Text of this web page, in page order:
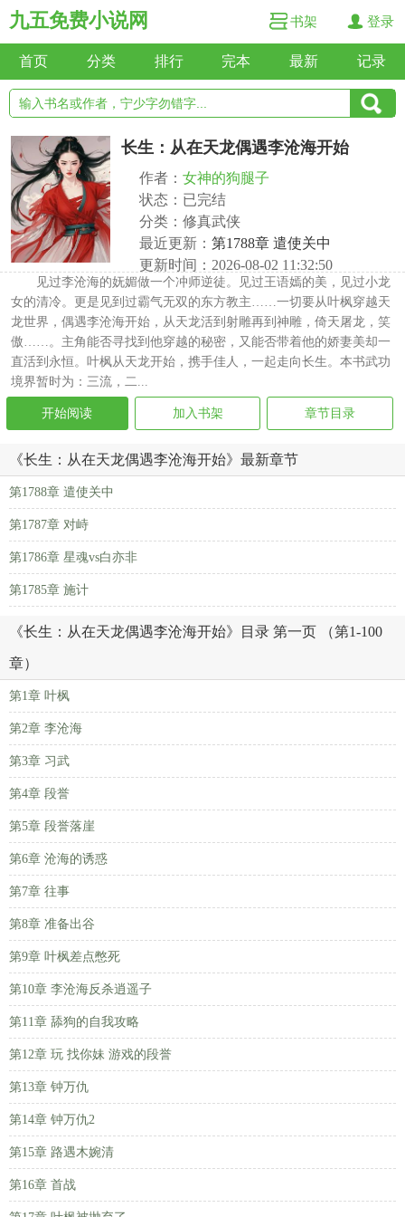
九五免费小说网 书架 登录
首页 分类 排行 完本 最新 记录
长生：从在天龙偶遇李沧海开始
作者： 女神的狗腿子
状态：已完结
分类：修真武侠
最近更新： 第1788章 遣使关中
更新时间：2026-08-02 11:32:50
见过李沧海的妩媚做一个冲师逆徒。见过王语嫣的美，见过小龙
女的清冷。更是见到过霸气无双的东方教主……一切要从叶枫穿越天
龙世界，偶遇李沧海开始，从天龙活到射雕再到神雕，倚天屠龙，笑
傲……。主角能否寻找到他穿越的秘密，又能否带着他的娇妻美却一
直活到永恒。叶枫从天龙开始，携手佳人，一起走向长生。本书武功
境界暂时为：三流，二...
开始阅读 加入书架 章节目录
《长生：从在天龙偶遇李沧海开始》最新章节
第1788章 遣使关中
第1787章 对峙
第1786章 星魂vs白亦非
第1785章 施计
《长生：从在天龙偶遇李沧海开始》目录 第一页 （第1-100
章）
第1章 叶枫
第2章 李沧海
第3章 习武
第4章 段誉
第5章 段誉落崖
第6章 沧海的诱惑
第7章 往事
第8章 准备出谷
第9章 叶枫差点憋死
第10章 李沧海反杀逍遥子
第11章 舔狗的自我攻略
第12章 玩 找你妹 游戏的段誉
第13章 钟万仇
第14章 钟万仇2
第15章 路遇木婉清
第16章 首战